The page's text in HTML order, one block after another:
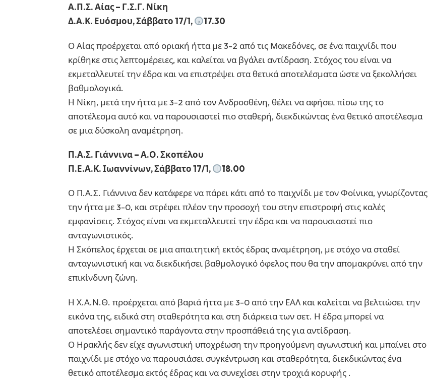
Α.Π.Σ. Αίας – Γ.Σ.Γ. Νίκη
Δ.Α.Κ. Ευόσμου, Σάββατο 17/1,
17.30
Ο Αίας προέρχεται από οριακή ήττα με 3-2 από τις Μακεδόνες, σε ένα παιχνίδι που
κρίθηκε στις λεπτομέρειες, και καλείται να βγάλει αντίδραση. Στόχος του είναι να
εκμεταλλευτεί την έδρα και να επιστρέψει στα θετικά αποτελέσματα ώστε να ξεκολλήσει
βαθμολογικά.
Η Νίκη, μετά την ήττα με 3-2 από τον Ανδροσθένη, θέλει να αφήσει πίσω της το
αποτέλεσμα αυτό και να παρουσιαστεί πιο σταθερή, διεκδικώντας ένα θετικό αποτέλεσμα
σε μια δύσκολη αναμέτρηση.
Π.Α.Σ. Γιάννινα – Α.Ο. Σκοπέλου
Π.Ε.Α.Κ. Ιωαννίνων, Σάββατο 17/1,
18.00
Ο Π.Α.Σ. Γιάννινα δεν κατάφερε να πάρει κάτι από το παιχνίδι με τον Φοίνικα, γνωρίζοντας
την ήττα με 3-0, και στρέφει πλέον την προσοχή του στην επιστροφή στις καλές
εμφανίσεις. Στόχος είναι να εκμεταλλευτεί την έδρα και να παρουσιαστεί πιο
ανταγωνιστικός.
Η Σκόπελος έρχεται σε μια απαιτητική εκτός έδρας αναμέτρηση, με στόχο να σταθεί
ανταγωνιστική και να διεκδικήσει βαθμολογικό όφελος που θα την απομακρύνει από την
επικίνδυνη ζώνη.
Η Χ.Α.Ν.Θ. προέρχεται από βαριά ήττα με 3-0 από την ΕΑΛ και καλείται να βελτιώσει την
εικόνα της, ειδικά στη σταθερότητα και στη διάρκεια των σετ. Η έδρα μπορεί να
αποτελέσει σημαντικό παράγοντα στην προσπάθειά της για αντίδραση.
Ο Ηρακλής δεν είχε αγωνιστική υποχρέωση την προηγούμενη αγωνιστική και μπαίνει στο
παιχνίδι με στόχο να παρουσιάσει συγκέντρωση και σταθερότητα, διεκδικώντας ένα
θετικό αποτέλεσμα εκτός έδρας και να συνεχίσει στην τροχιά κορυφής .